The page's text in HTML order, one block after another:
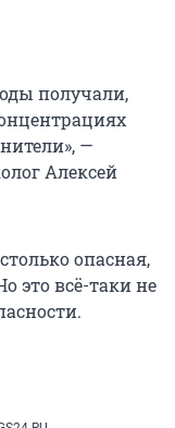
получали,
—
Алексей
опасная,
это всё-таки не